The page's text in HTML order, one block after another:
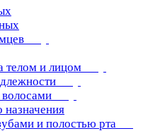
телом и лицом
волосами
назначения
и полостью рта